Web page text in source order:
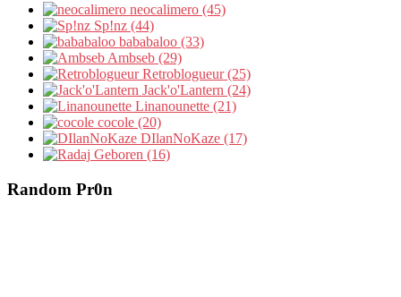
neocalimero (45)
Sp!nz (44)
bababaloo (33)
Ambseb (29)
Retroblogueur (25)
Jack'o'Lantern (24)
Linanounette (21)
cocole (20)
DIlanNoKaze (17)
Geboren (16)
Random Pr0n